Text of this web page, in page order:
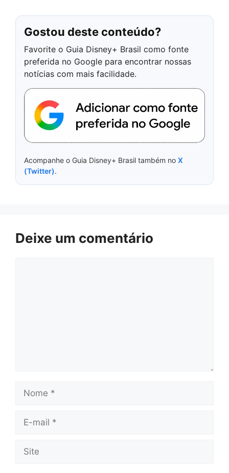
Gostou deste conteúdo?
Favorite o Guia Disney+ Brasil como fonte
preferida no Google para encontrar nossas
notícias com mais facilidade.
Acompanhe o Guia Disney+ Brasil também no X
(Twitter).
Deixe um comentário
Nome
E-
Site